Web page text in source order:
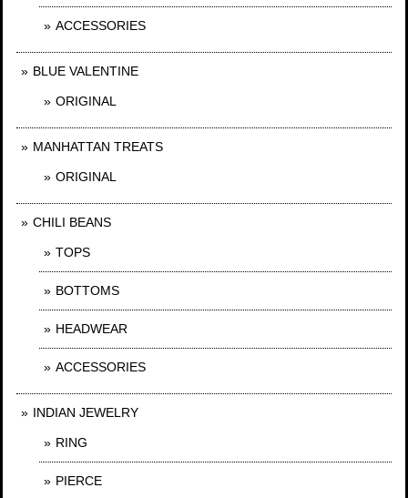
ACCESSORIES
BLUE VALENTINE
ORIGINAL
MANHATTAN TREATS
ORIGINAL
CHILI BEANS
TOPS
BOTTOMS
HEADWEAR
ACCESSORIES
INDIAN JEWELRY
RING
PIERCE